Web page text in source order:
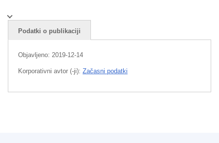
Podatki o publikaciji
Objavljeno: 2019-12-14
Korporativni avtor (-ji): Začasni podatki